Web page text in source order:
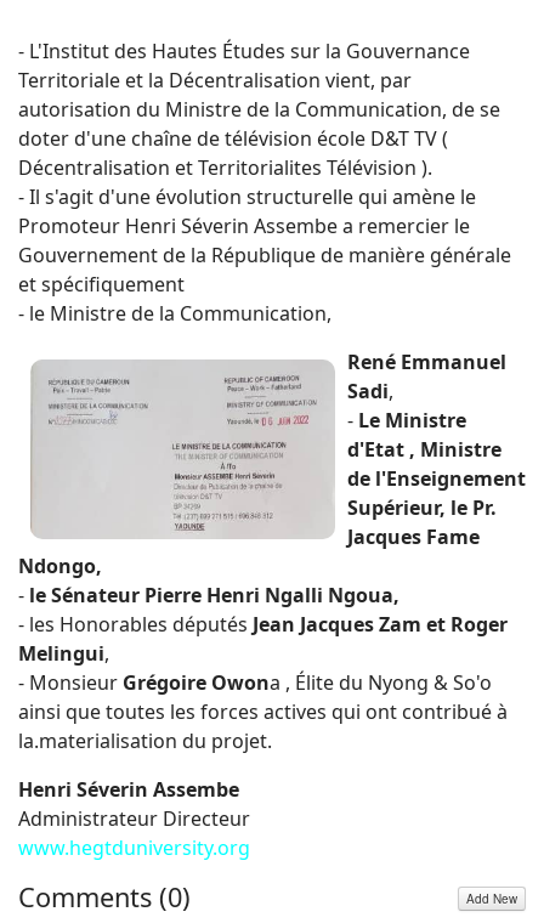
- L'Institut des Hautes Études sur la Gouvernance
Territoriale et la Décentralisation vient, par
autorisation du Ministre de la Communication, de se
doter d'une chaîne de télévision école D&T TV (
Décentralisation et Territorialites Télévision ).
- Il s'agit d'une évolution structurelle qui amène le
Promoteur Henri Séverin Assembe a remercier le
Gouvernement de la République de manière générale
et spécifiquement
- le Ministre de la Communication,
René Emmanuel
Sadi,
- Le Ministre
d'Etat , Ministre
de l'Enseignement
Supérieur, le Pr.
Jacques Fame
Ndongo,
- le Sénateur Pierre Henri Ngalli Ngoua,
- les Honorables députés Jean Jacques Zam et Roger
Melingui,
- Monsieur Grégoire Owona , Élite du Nyong & So'o
ainsi que toutes les forces actives qui ont contribué à
la.materialisation du projet.
Henri Séverin Assembe
Administrateur Directeur
www.hegtduniversity.org
Comments (0) Add New